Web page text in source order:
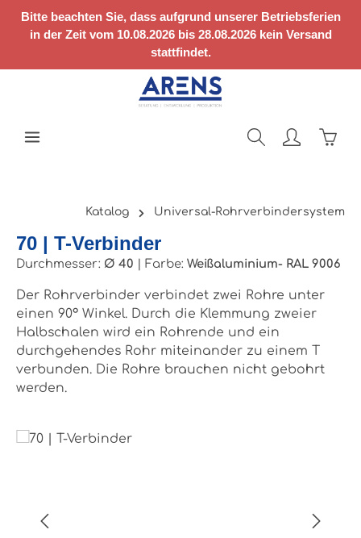
Zum Hauptinhalt springen
Bitte beachten Sie, dass aufgrund unserer Betriebsferien
in der Zeit vom 10.08.2026 bis 28.08.2026 kein Versand
stattfindet.
Katalog Universal-Rohrverbindersystem
70 | T-Verbinder
Durchmesser: Ø 40 Farbe: Weißaluminium- RAL 9006
Der Rohrverbinder verbindet zwei Rohre unter
einen 90° Winkel. Durch die Klemmung zweier
Halbschalen wird ein Rohrende und ein
durchgehendes Rohr miteinander zu einem T
verbunden. Die Rohre brauchen nicht gebohrt
werden.
Bildergalerie überspringen